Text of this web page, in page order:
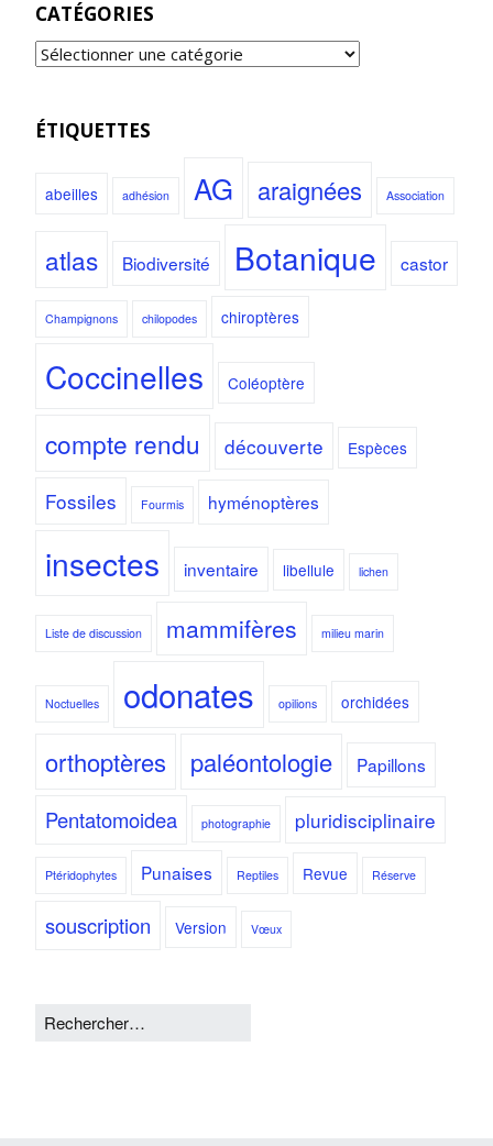
CATÉGORIES
ÉTIQUETTES
abeilles adhésion AG araignées Association
atlas Biodiversité Botanique castor
Champignons chilopodes chiroptères
Coccinelles Coléoptère
compte rendu découverte Espèces
Fossiles Fourmis hyménoptères
insectes inventaire libellule lichen
Liste de discussion mammifères milieu marin
Noctuelles odonates opilions orchidées
orthoptères paléontologie Papillons
Pentatomoidea photographie pluridisciplinaire
Ptéridophytes Punaises Reptiles Revue Réserve
souscription Version Vœux